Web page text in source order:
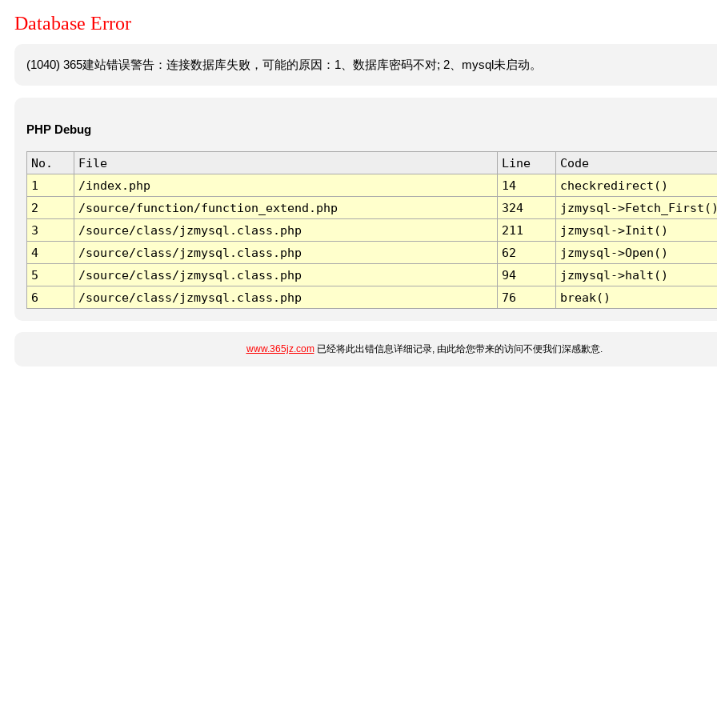
Database Error
(1040) 365建站错误警告：连接数据库失败，可能的原因：1、数据库密码不对; 2、mysql未启动。
PHP Debug
No. File Line
Code
1
/index.php 14
checkredirect()
2
/source/function/function_extend.php 324
jzmysql-
3
/source/class/jzmysql.class.php 211
jzmysql->Init()
4
/source/class/jzmysql.class.php 62
jzmysql->Open()
5
/source/class/jzmysql.class.php 94
jzmysql->halt()
6
/source/class/jzmysql.class.php 76 break()
www.365jz.com已经将此出错信息详细记录, 由此给您带来的访问不便我们深感歉意.